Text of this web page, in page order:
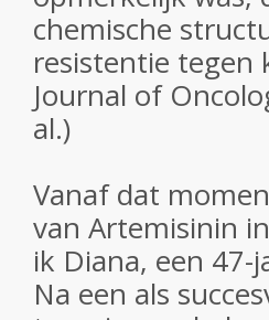
chemische
resistentie
Journal of
al.)
Vanaf dat
van Artemisinin
ik Diana, een
Na een als